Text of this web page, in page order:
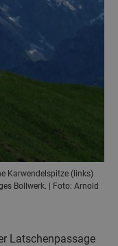
Karwendelspitze (links)
Bollwerk. | Foto: Arnold
Latschenpassage